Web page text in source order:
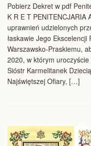
Pobierz Dekret w pdf
K R E T PENITENCJARIA
uprawnień udzielonych
łaskawie Jego
Warszawsko-Praskiemu,
2020, w którym
Sióstr Karmelitanek
Najświętszej Ofiary, […]